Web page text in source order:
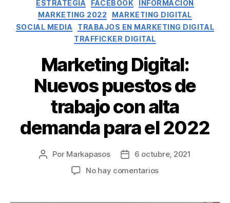
ESTRATEGIA
FACEBOOK
INFORMACIÓN
MARKETING 2022
MARKETING DIGITAL
SOCIAL MEDIA
TRABAJOS EN MARKETING DIGITAL
TRAFFICKER DIGITAL
Marketing Digital:
Nuevos puestos de
trabajo con alta
demanda para el 2022
Por Markapasos
6 octubre, 2021
No hay comentarios